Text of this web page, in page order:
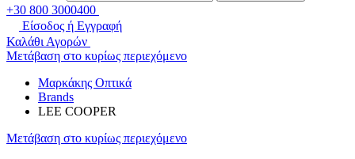
+30 800 3000400
Είσοδος ή Εγγραφή
Καλάθι Αγορών
Μετάβαση στο κυρίως περιεχόμενο
Μαρκάκης Οπτικά
Brands
LEE COOPER
Μετάβαση στο κυρίως περιεχόμενο